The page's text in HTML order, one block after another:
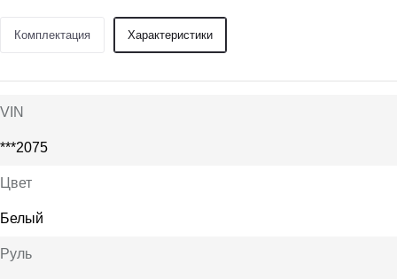
Комплектация Характеристики
VIN
***2075
Цвет
Белый
Руль